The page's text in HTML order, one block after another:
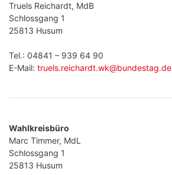
Truels Reichardt, MdB
Schlossgang 1
25813 Husum
Tel.: 04841 – 939 64 90
E-Mail: truels.reichardt.wk@bundestag.de
Wahlkreisbüro
Marc Timmer, MdL
Schlossgang 1
25813 Husum